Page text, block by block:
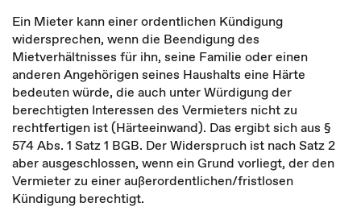
Ein Mieter kann einer ordentlichen Kündigung
widersprechen, wenn die Beendigung des
Mietverhältnisses für ihn, seine Familie oder einen
anderen Angehörigen seines Haushalts eine Härte
bedeuten würde, die auch unter Würdigung der
berechtigten Interessen des Vermieters nicht zu
rechtfertigen ist (Härteeinwand). Das ergibt sich aus §
574 Abs. 1 Satz 1 BGB. Der Widerspruch ist nach Satz 2
aber ausgeschlossen, wenn ein Grund vorliegt, der den
Vermieter zu einer außerordentlichen/fristlosen
Kündigung berechtigt.